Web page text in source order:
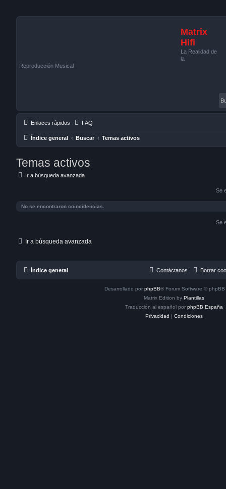
Matrix
Hifi
La Realidad de
la
Reproducción Musical
Enlaces rápidos FAQ
Índice general Buscar Temas activos
Temas activos
Ir a búsqueda avanzada
Se
No se encontraron coincidencias.
Se
Ir a búsqueda avanzada
Índice general Borrar
Contáctanos
Desarrollado por phpBB® Forum Software © phpBB
Matrix Edition by Plantillas
Traducción al español por phpBB España
Privacidad | Condiciones